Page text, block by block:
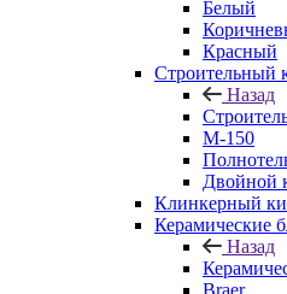
Белый
Красный
Строительный
Назад
М-150
Двойной
Клинкерный
Керамические
Назад
Braer